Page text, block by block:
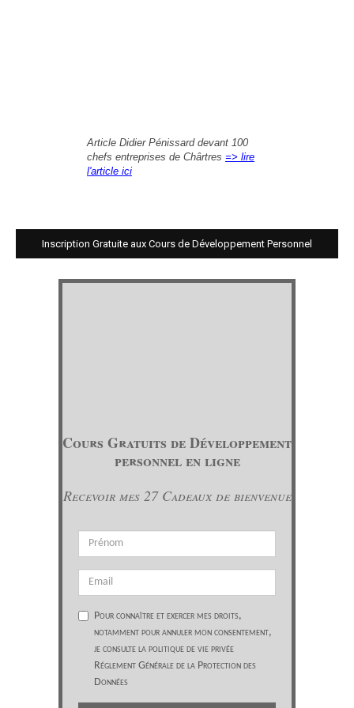
Article Didier Pénissard devant 100
chefs entreprises de Chârtres => lire
l'article ici
Inscription Gratuite aux Cours de Développement Personnel
Cours Gratuits de Développement
personnel en ligne
Recevoir mes 27 Cadeaux de bienvenue
Pour connaître et exercer mes droits,
notamment pour annuler mon consentement,
je consulte la politique de vie privée
Réglement Générale de la Protection des
Données